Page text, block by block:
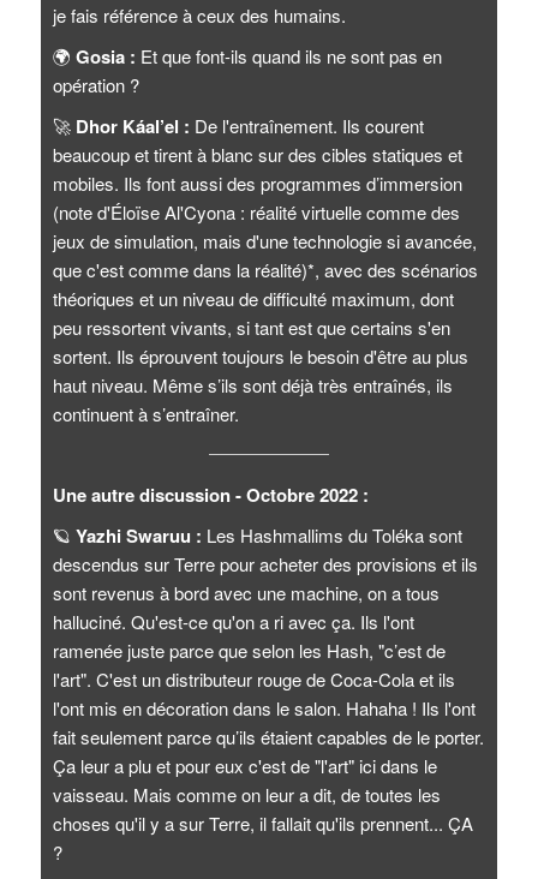
je fais référence à ceux des humains.
🌍 Gosia : Et que font-ils quand ils ne sont pas en
opération ?
🚀 Dhor Káal’el : De l'entraînement. Ils courent
beaucoup et tirent à blanc sur des cibles statiques et
mobiles. Ils font aussi des programmes d’immersion
(note d'Éloïse Al'Cyona : réalité virtuelle comme des
jeux de simulation, mais d'une technologie si avancée,
que c'est comme dans la réalité)*, avec des scénarios
théoriques et un niveau de difficulté maximum, dont
peu ressortent vivants, si tant est que certains s'en
sortent. Ils éprouvent toujours le besoin d'être au plus
haut niveau. Même s’ils sont déjà très entraînés, ils
continuent à s’entraîner.
Une autre discussion - Octobre 2022 :
🪐 Yazhi Swaruu : Les Hashmallims du Toléka sont
descendus sur Terre pour acheter des provisions et ils
sont revenus à bord avec une machine, on a tous
halluciné. Qu'est-ce qu'on a ri avec ça. Ils l'ont
ramenée juste parce que selon les Hash, "c’est de
l'art". C'est un distributeur rouge de Coca-Cola et ils
l'ont mis en décoration dans le salon. Hahaha ! Ils l'ont
fait seulement parce qu’ils étaient capables de le porter.
Ça leur a plu et pour eux c'est de "l'art" ici dans le
vaisseau. Mais comme on leur a dit, de toutes les
choses qu'il y a sur Terre, il fallait qu'ils prennent... ÇA
?